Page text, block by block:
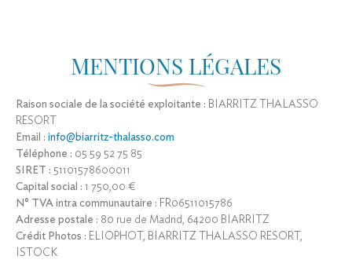
MENTIONS LÉGALES
Raison sociale de la société exploitante : BIARRITZ THALASSO
RESORT
Email : info@biarritz-thalasso.com
Téléphone : 05 59 52 75 85
SIRET : 51101578600011
Capital social : 1 750,00 €
N° TVA intra communautaire : FR06511015786
Adresse postale : 80 rue de Madrid, 64200 BIARRITZ
Crédit Photos : ELIOPHOT, BIARRITZ THALASSO RESORT,
ISTOCK